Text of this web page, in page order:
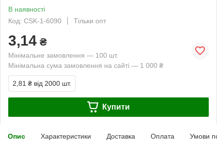
В наявності
Код: CSK-1-6090
Тільки опт
3,14 ₴
Мінімальне замовлення — 100 шт.
Мінімальна сума замовлення на сайті — 1 000 ₴
2,81 ₴ від 2000 шт.
Купити
Опис Характеристики Доставка Оплата Умови